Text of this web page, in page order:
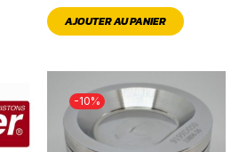
AJOUTER AU PANIER
-10%